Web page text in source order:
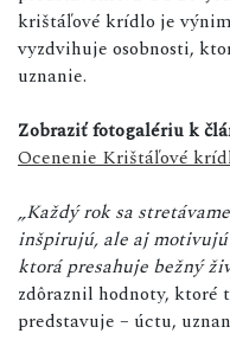
krištáľové krídlo je
vyzdvihuje osobnosti,
uznanie.
Zobraziť fotogalériu k
Ocenenie Krištáľové
„Každý rok sa
inšpirujú, ale aj
ktorá presahuje bežný
zdôraznil hodnoty, ktoré
predstavuje – úctu,